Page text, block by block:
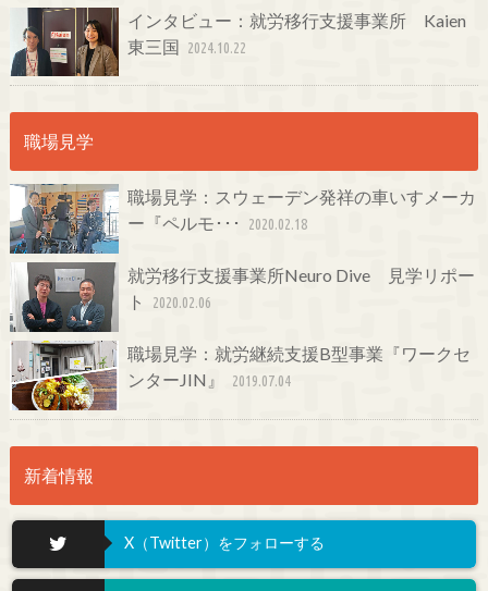
インタビュー：就労移行支援事業所 Kaien
東三国 2024.10.22
職場見学
職場見学：スウェーデン発祥の車いすメーカ
ー『ペルモ･･･
2020.02.18
就労移行支援事業所Neuro Dive 見学リポー
ト
2020.02.06
職場見学：就労継続支援B型事業『ワークセ
ンターJIN』
2019.07.04
新着情報
X（Twitter）をフォローする